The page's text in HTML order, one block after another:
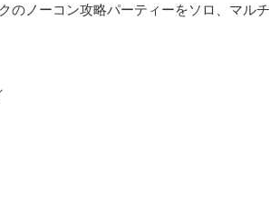
のノーコン攻略パーティーをソロ、マルチ